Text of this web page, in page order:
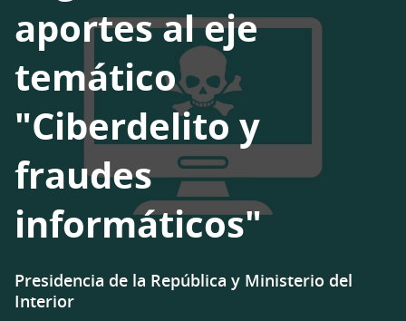
aportes al eje
temático
"Ciberdelito y
fraudes
informáticos"
Presidencia de la República y Ministerio del
Interior